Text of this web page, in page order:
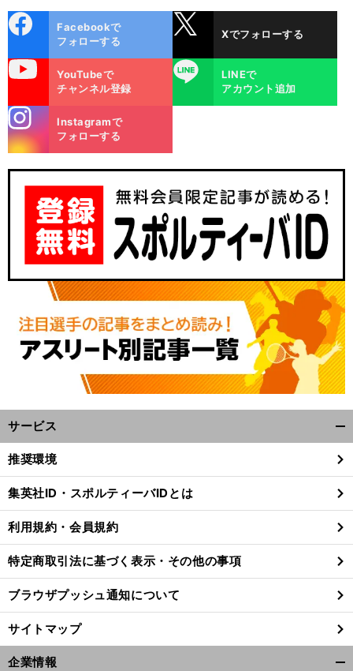
ok
Facebookで
フォローする
Xでフォローする
YouTubeで
チャンネル登録
LINE
LINEで
アカウント追加
m
Instagramで
フォローする
サービス
閉
る
推奨環境
集英社ID・スポルティーバIDとは
利用規約・会員規約
特定商取引法に基づく表示・その他の事項
ブラウザプッシュ通知について
サイトマップ
企業情報